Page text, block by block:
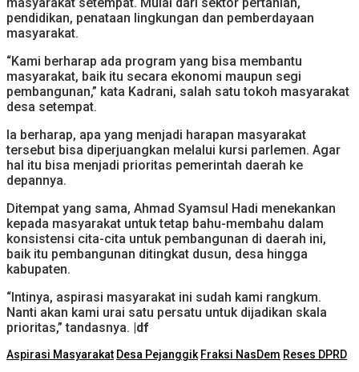
pendidikan, penataan lingkungan dan pemberdayaan
masyarakat.
“Kami berharap ada program yang bisa membantu
masyarakat, baik itu secara ekonomi maupun segi
pembangunan,” kata Kadrani, salah satu tokoh masyarakat
desa setempat.
Ia berharap, apa yang menjadi harapan masyarakat
tersebut bisa diperjuangkan melalui kursi parlemen. Agar
hal itu bisa menjadi prioritas pemerintah daerah ke
depannya.
Ditempat yang sama, Ahmad Syamsul Hadi menekankan
kepada masyarakat untuk tetap bahu-membahu dalam
konsistensi cita-cita untuk pembangunan di daerah ini,
baik itu pembangunan ditingkat dusun, desa hingga
kabupaten.
“Intinya, aspirasi masyarakat ini sudah kami rangkum.
Nanti akan kami urai satu persatu untuk dijadikan skala
prioritas,” tandasnya. |df
Aspirasi Masyarakat Desa Pejanggik Fraksi NasDem Reses DPRD